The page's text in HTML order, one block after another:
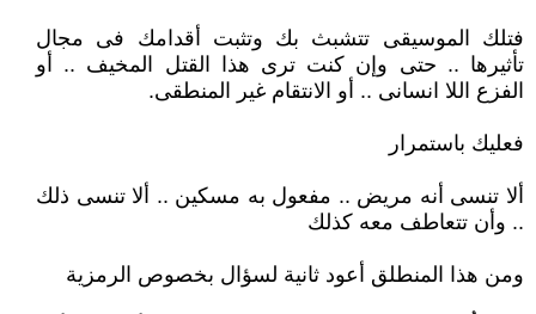
فتلك الموسيقى تتشبث بك وتثبت أقدامك فى مجال
تأثيرها .. حتى وإن كنت ترى هذا القتل المخيف .. أو
الفزع اللا انسانى .. أو الانتقام غير المنطقى.
فعليك باستمرار
ألا تنسى أنه مريض .. مفعول به مسكين .. ألا تنسى ذلك
.. وأن تتعاطف معه كذلك
ومن هذا المنطلق أعود ثانية لسؤال بخصوص الرمزية